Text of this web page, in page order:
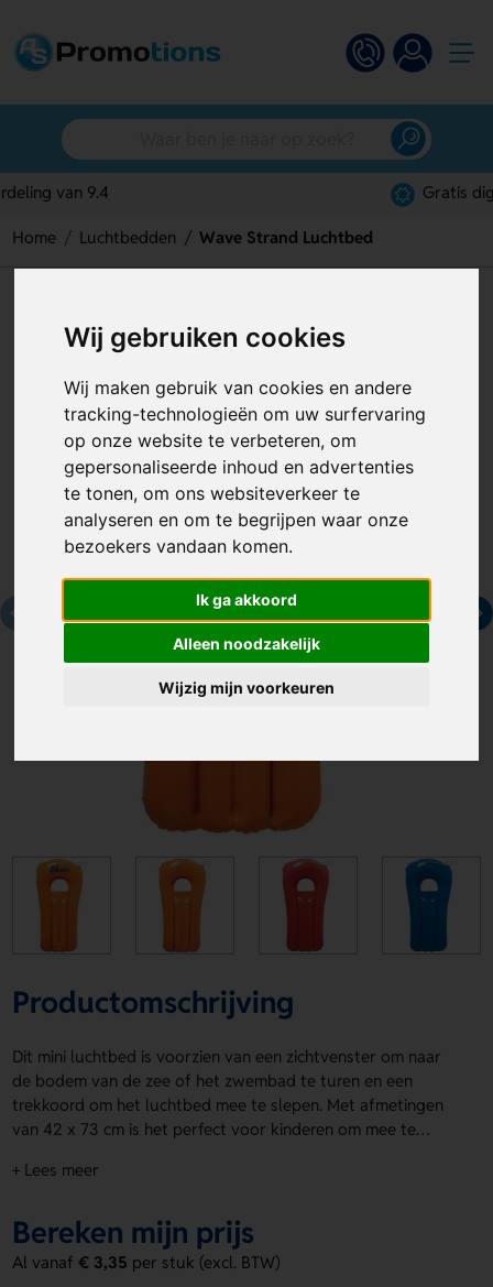
Wij gebruiken cookies
Wij maken gebruik van cookies en andere
tracking-technologieën om uw surfervaring
op onze website te verbeteren, om
gepersonaliseerde inhoud en advertenties
te tonen, om ons websiteverkeer te
analyseren en om te begrijpen waar onze
bezoekers vandaan komen.
Ik ga akkoord
Alleen noodzakelijk
Wijzig mijn voorkeuren
Home Luchtbedden Wave Strand Luchtbed
Artikelnummer:130143
Productomschrijving
Dit mini luchtbed is voorzien van een zichtvenster om naar
de bodem van de zee of het zwembad te turen en een
trekkoord om het luchtbed mee te slepen. Met afmetingen
van 42 x 73 cm is het perfect voor kinderen om mee te
oranje, groen en meer op aanvraag. Je kunt een grote full-
bijvoorbeeld een logo, naam, of een andere boodschap. Met
bedrukte luchtbedden kies je voor praktische en opvallende
manier om je merk te promoten!
+ Lees meer
Bereken mijn prijs
Al vanaf€ 3,35 per stuk (excl. BTW)